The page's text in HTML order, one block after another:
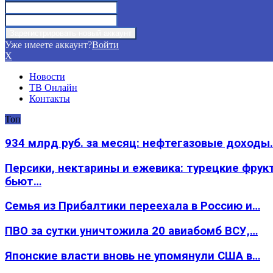
Уже имеете аккаунт?Войти
X
Новости
ТВ Онлайн
Контакты
Топ
934 млрд руб. за месяц: нефтегазовые
Персики, нектарины и ежевика: турецкие
бьют…
Семья из Прибалтики переехала в Россию и…
ПВО за сутки уничтожила 20 авиабомб ВСУ,…
Японские власти вновь не упомянули США в…